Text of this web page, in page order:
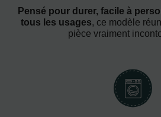
Pensé pour durer, facile à
tous les usages, ce modèle
pièce vraiment